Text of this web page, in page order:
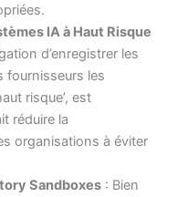
IA à Haut Risque
d’enregistrer les
fournisseurs les
risque’, est
réduire la
organisations à éviter
Sandboxes : Bien